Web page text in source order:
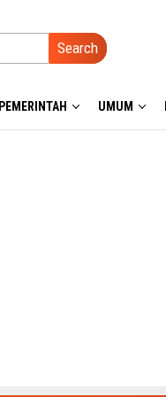
Search
PEMERINTAH UMUM